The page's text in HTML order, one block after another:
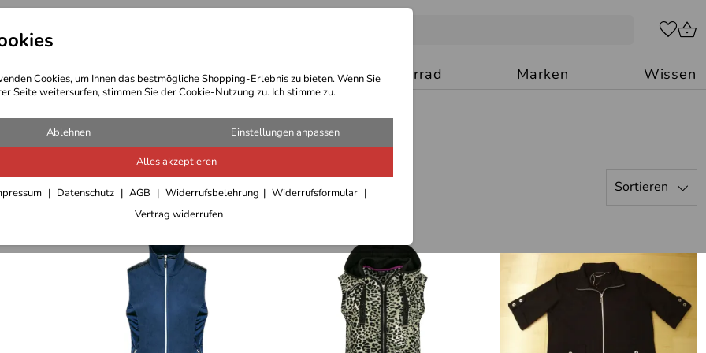
Cookies, um Ihnen das bestmögliche Shopping-Erlebnis zu bieten. Wenn Sie
Seite weitersurfen, stimmen Sie der Cookie-Nutzung zu. Ich stimme zu.
Ablehnen Einstellungen anpassen
Alles akzeptieren
Datenschutz AGB Widerrufsbelehrung
Widerrufsformular
Vertrag widerrufen
Bekleidung Outdoor Ausrüstung Motorrad Marken Wissen
Alter im Sale Sofort lieferbar Sortieren